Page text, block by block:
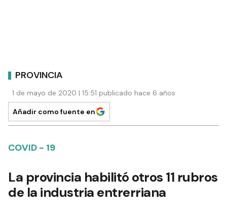
PROVINCIA
1 de mayo de 2020 | 15:51 publicado hace 6 años
Añadir como fuente en
COVID - 19
La provincia habilitó otros 11 rubros
de la industria entrerriana